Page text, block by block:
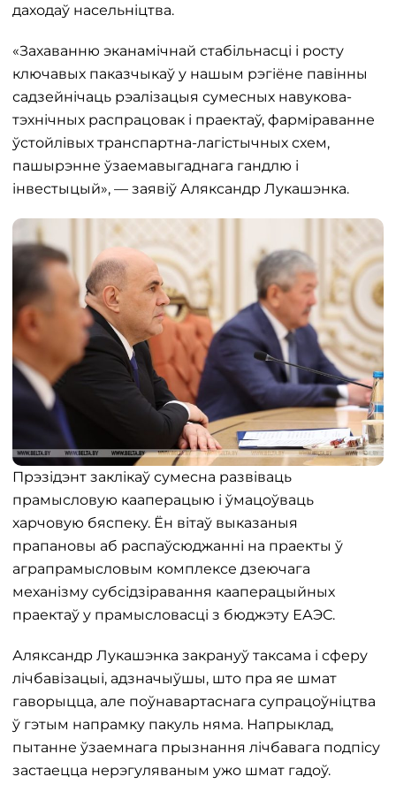
даходаў насельніцтва.
«Захаванню эканамічнай стабільнасці і росту
ключавых паказчыкаў у нашым рэгіёне павінны
садзейнічаць рэалізацыя сумесных навукова-
тэхнічных распрацовак і праектаў, фарміраванне
ўстойлівых транспартна-лагістычных схем,
пашырэнне ўзаемавыгаднага гандлю і
інвестыцый», — заявіў Аляксандр Лукашэнка.
Прэзідэнт заклікаў сумесна развіваць
прамысловую кааперацыю і ўмацоўваць
харчовую бяспеку. Ён вітаў выказаныя
прапановы аб распаўсюджанні на праекты ў
аграпрамысловым комплексе дзеючага
механізму субсідзіравання кааперацыйных
праектаў у прамысловасці з бюджэту ЕАЭС.
Аляксандр Лукашэнка закрануў таксама і сферу
лічбавізацыі, адзначыўшы, што пра яе шмат
гаворыцца, але поўнавартаснага супрацоўніцтва
ў гэтым напрамку пакуль няма. Напрыклад,
пытанне ўзаемнага прызнання лічбавага подпісу
застаецца нерэгуляваным ужо шмат гадоў.